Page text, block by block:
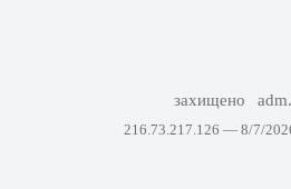
захищено
216.73.217.126 — 8/7/